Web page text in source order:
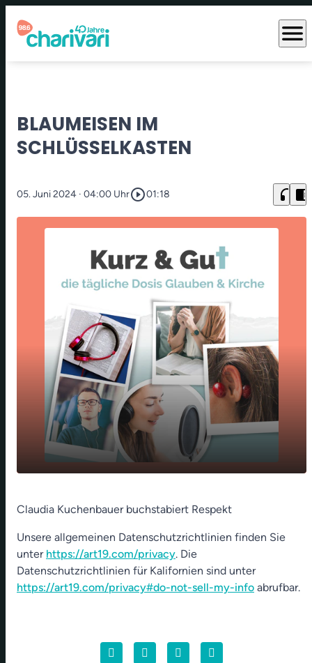
menu
BLAUMEISEN IM
SCHLÜSSELKASTEN
05. Juni 2024 · 04:00 Uhrplay_circle_outline01:18 headphones chrome_reader_mode
play_arrow
Claudia Kuchenbauer buchstabiert Respekt
Unsere allgemeinen Datenschutzrichtlinien finden Sie
unter https://art19.com/privacy. Die
Datenschutzrichtlinien für Kalifornien sind unter
https://art19.com/privacy#do-not-sell-my-info abrufbar.